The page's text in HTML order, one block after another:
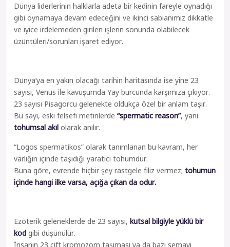
Dünya liderlerinin halklarla adeta bir kedinin fareyle oynadığı
gibi oynamaya devam edeceğini ve ikinci sabianımız dikkatle
ve iyice irdelemeden girilen işlerin sonunda olabilecek
üzüntüleri/sorunları işaret ediyor.
Dünya’ya en yakın olacağı tarihin haritasında ise yine 23
sayısı, Venüs ile kavuşumda Yay burcunda karşımıza çıkıyor.
23 sayısı Pisagorcu gelenekte oldukça özel bir anlam taşır.
Bu sayı, eski felsefi metinlerde “spermatic reason”, yani
tohumsal akıl olarak anılır.
“Logos spermatikos” olarak tanımlanan bu kavram, her
varlığın içinde taşıdığı yaratıcı tohumdur.
Buna göre, evrende hiçbir şey rastgele filiz vermez; tohumun
içinde hangi ilke varsa, açığa çıkan da odur.
Ezoterik geleneklerde de 23 sayısı, kutsal bilgiyle yüklü bir
kod gibi düşünülür.
İnsanın 23 çift kromozom taşıması ya da bazı semavi